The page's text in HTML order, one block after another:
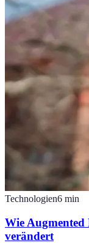
Technologien6 min
Wie Augmented
verändert